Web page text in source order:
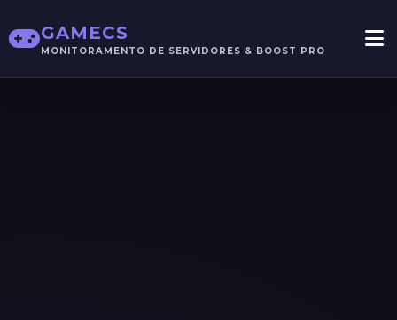
GAMECS
MONITORAMENTO DE SERVIDORES & BOOST PRO